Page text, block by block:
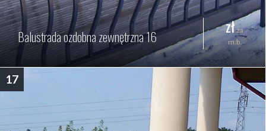
Balustrada ozdobna zewnętrzna 16 zł za
m.b.
17